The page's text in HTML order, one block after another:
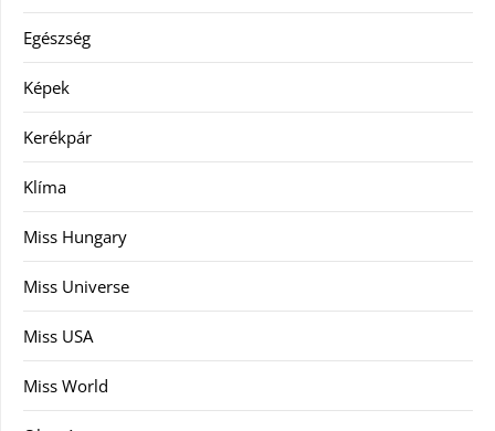
Egészség
Képek
Kerékpár
Klíma
Miss Hungary
Miss Universe
Miss USA
Miss World